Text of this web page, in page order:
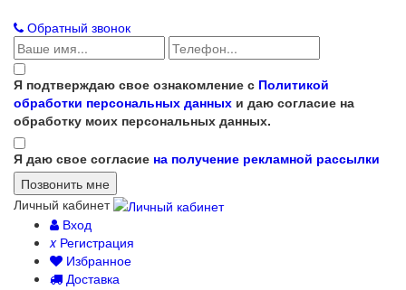
Обратный звонок
Я подтверждаю свое ознакомление с Политикой
обработки персональных данных и даю согласие на
обработку моих персональных данных.
Я даю свое согласие на получение рекламной рассылки
Личный кабинет
Вход
xРегистрация
Избранное
Доставка